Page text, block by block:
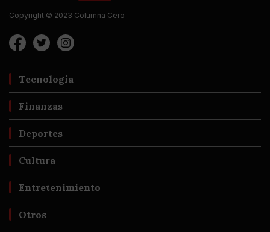
Copyright © 2023 Columna Cero
Tecnología
Finanzas
Deportes
Cultura
Entretenimiento
Otros